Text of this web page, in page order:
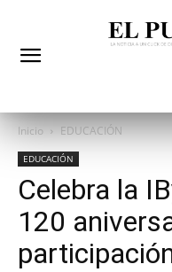
Inicio EDUCACIÓN
EDUCACIÓN
Celebra la
120